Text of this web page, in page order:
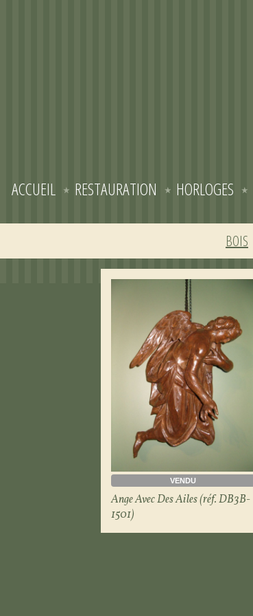
ACCUEIL RESTAURATION HORLOGES
BOIS
VENDU
Ange Avec Des Ailes (réf. DB3B-
1501)